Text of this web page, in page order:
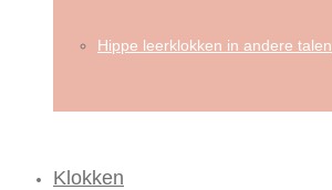
Hippe leerklokken in andere talen
Klokken